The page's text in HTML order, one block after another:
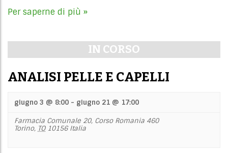
Per saperne di più »
IN CORSO
ANALISI PELLE E CAPELLI
giugno 3 @ 8:00 - giugno 21 @ 17:00
Farmacia Comunale 20, Corso Romania 460
Torino, TO 10156 Italia